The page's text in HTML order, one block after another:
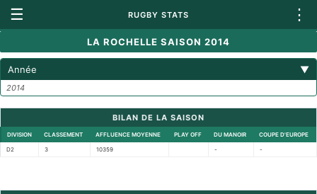
☰ RUGBY STATS ⋮
LA ROCHELLE SAISON 2014
Année ▼
2014
BILAN DE LA SAISON
DIVISION CLASSEMENT AFFLUENCE MOYENNE PLAY OFF DU MANOIR COUPE D'EUROPE
D2 3 10359 - -